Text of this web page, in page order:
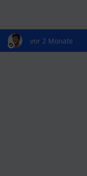
vor 2 Monate